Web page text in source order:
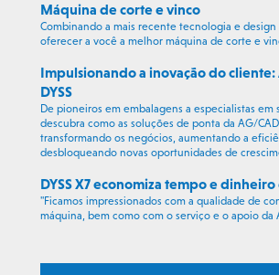
Máquina de corte e vinco
Combinando a mais recente tecnologia e design
oferecer a você a melhor máquina de corte e
Impulsionando a inovação do cliente:
DYSS
De pioneiros em embalagens a especialistas em
descubra como as soluções de ponta da AG/
transformando os negócios, aumentando a
desbloqueando novas oportunidades de
DYSS X7 economiza tempo e
"Ficamos impressionados com a qualidade de
máquina, bem como com o serviço e o apoio da